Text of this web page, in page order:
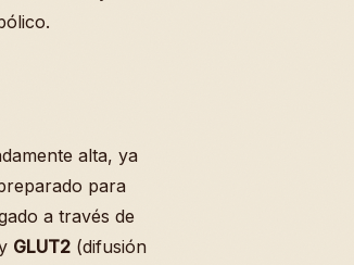
alta, ya
para
a través de
GLUT2 (difusión